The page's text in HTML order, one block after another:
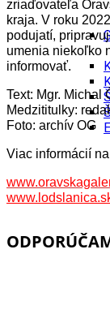
zriaďovateľa
kraja. V roku
podujatí,
umenia niekoľko
informovať.
Text: Mgr. Michal
Medzititulky:
Foto: archív OG
Viac informácií